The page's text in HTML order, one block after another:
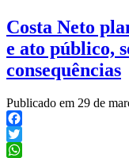
Costa Neto
e ato público,
consequências
Publicado em 29 de
Facebook
Twitter